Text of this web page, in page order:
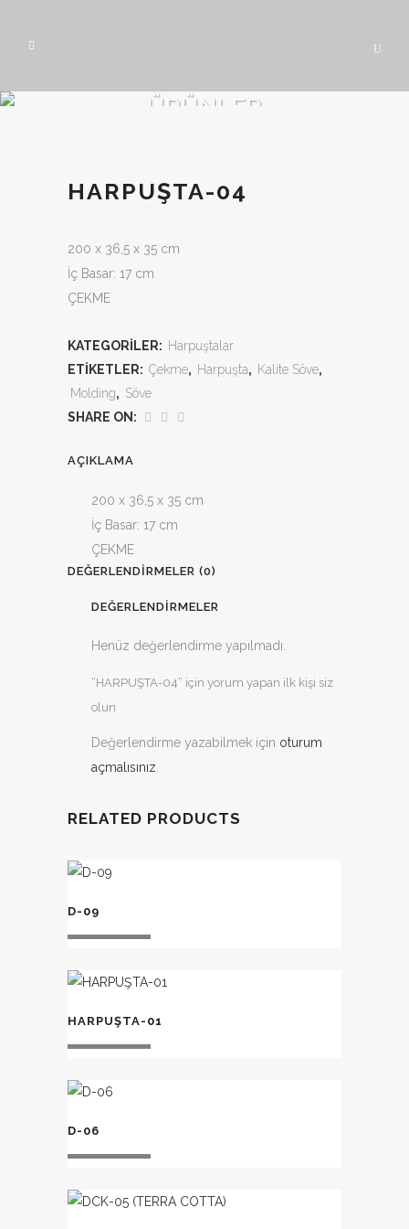
ÜRÜNLER
HARPUŞTA-04
200 x 36,5 x 35 cm
İç Basar: 17 cm
ÇEKME
KATEGORILER: Harpuştalar
ETIKETLER: Çekme, Harpuşta, Kalite Söve,
Molding, Söve
SHARE ON:
AÇIKLAMA
200 x 36,5 x 35 cm
İç Basar: 17 cm
ÇEKME
DEĞERLENDIRMELER (0)
DEĞERLENDIRMELER
Henüz değerlendirme yapılmadı.
“HARPUŞTA-04” için yorum yapan ilk kişi siz
olun
Değerlendirme yazabilmek için oturum
açmalısınız
RELATED PRODUCTS
D-09
HARPUŞTA-01
D-06